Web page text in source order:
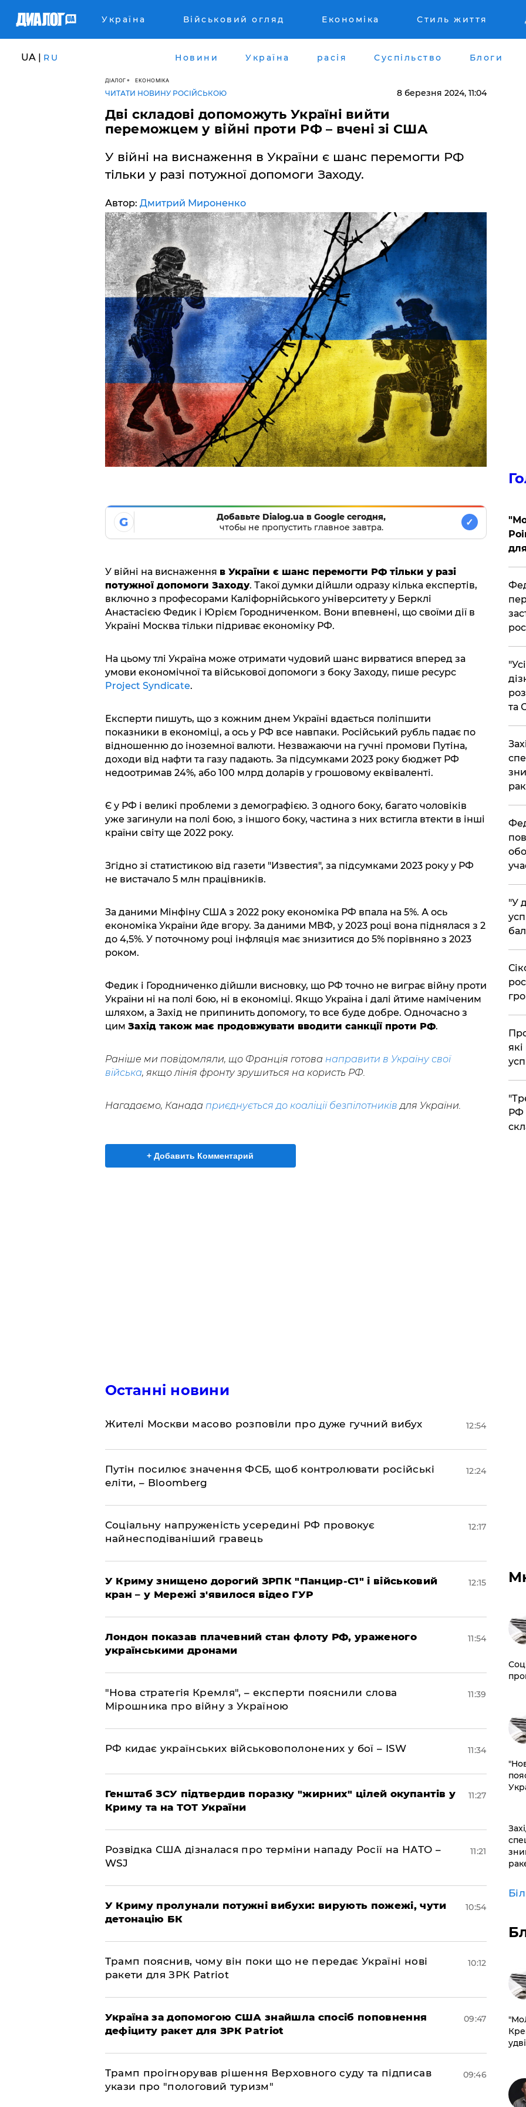
Україна Військовий огляд Економіка Стиль життя
UA | RU Новини Україна расія Суспільство Блоги
ДІАЛОГ ЕКОНОМІКА
ЧИТАТИ НОВИНУ РОСІЙСЬКОЮ 8 березня 2024, 11:04
Дві складові допоможуть Україні вийти
переможцем у війні проти РФ – вчені зі США
У війні на виснаження в України є шанс перемогти РФ
тільки у разі потужної допомоги Заходу.
Автор: Дмитрий Мироненко
G
Добавьте Dialog.ua в Google сегодня,
чтобы не пропустить главное завтра.
✓
У війні на виснаження в України є шанс перемогти РФ тільки у разі
потужної допомоги Заходу. Такої думки дійшли одразу кілька експертів,
включно з професорами Каліфорнійського університету у Берклі
Анастасією Федик і Юрієм Городниченком. Вони впевнені, що своїми дії в
Україні Москва тільки підриває економіку РФ.
На цьому тлі Україна може отримати чудовий шанс вирватися вперед за
умови економічної та військової допомоги з боку Заходу, пише ресурс
Project Syndicate.
Експерти пишуть, що з кожним днем Україні вдається поліпшити
показники в економіці, а ось у РФ все навпаки. Російський рубль падає по
відношенню до іноземної валюти. Незважаючи на гучні промови Путіна,
доходи від нафти та газу падають. За підсумками 2023 року бюджет РФ
недоотримав 24%, або 100 млрд доларів у грошовому еквіваленті.
Є у РФ і великі проблеми з демографією. З одного боку, багато чоловіків
уже загинули на полі бою, з іншого боку, частина з них встигла втекти в інші
країни світу ще 2022 року.
Згідно зі статистикою від газети "Известия", за підсумками 2023 року у РФ
не вистачало 5 млн працівників.
За даними Мінфіну США з 2022 року економіка РФ впала на 5%. А ось
економіка України йде вгору. За даними МВФ, у 2023 році вона піднялася з 2
до 4,5%. У поточному році інфляція має знизитися до 5% порівняно з 2023
роком.
Федик і Городниченко дійшли висновку, що РФ точно не виграє війну проти
України ні на полі бою, ні в економіці. Якщо Україна і далі йтиме наміченим
шляхом, а Захід не припинить допомогу, то все буде добре. Одночасно з
цим Захід також має продовжувати вводити санкції проти РФ.
Раніше ми повідомляли, що Франція готова направити в Україну свої
війська, якщо лінія фронту зрушиться на користь РФ.
Нагадаємо, Канада приєднується до коаліції безпілотників для України.
+ Добавить Комментарий
Останні новини
Жителі Москви масово розповіли про дуже гучний вибух 12:54
Путін посилює значення ФСБ, щоб контролювати російські
еліти, – Bloomberg
12:24
Соціальну напруженість усередині РФ провокує
найнесподіваніший гравець
12:17
У Криму знищено дорогий ЗРПК "Панцир-С1" і військовий
кран – у Мережі з'явилося відео ГУР
12:15
Лондон показав плачевний стан флоту РФ, ураженого
українськими дронами
11:54
"Нова стратегія Кремля", – експерти пояснили слова
Мірошника про війну з Україною
11:39
РФ кидає українських військовополонених у бої – ISW 11:34
Генштаб ЗСУ підтвердив поразку "жирних" цілей окупантів у
Криму та на ТОТ України
11:27
Розвідка США дізналася про терміни нападу Росії на НАТО –
WSJ
11:21
У Криму пролунали потужні вибухи: вирують пожежі, чути
детонацію БК
10:54
Трамп пояснив, чому він поки що не передає Україні нові
ракети для ЗРК Patriot
10:12
Україна за допомогою США знайшла спосіб поповнення
дефіциту ракет для ЗРК Patriot
09:47
Трамп проігнорував рішення Верховного суду та підписав
укази про "пологовий туризм"
09:46
та
​"У
РФ